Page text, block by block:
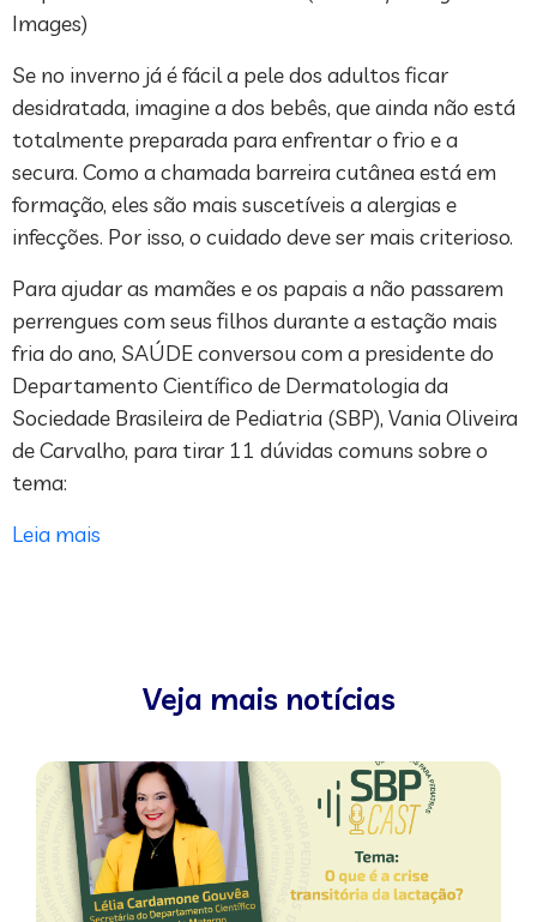
Images)
Se no inverno já é fácil a pele dos adultos ficar
desidratada, imagine a dos bebês, que ainda não está
totalmente preparada para enfrentar o frio e a
secura. Como a chamada barreira cutânea está em
formação, eles são mais suscetíveis a alergias e
infecções. Por isso, o cuidado deve ser mais criterioso.
Para ajudar as mamães e os papais a não passarem
perrengues com seus filhos durante a estação mais
fria do ano, SAÚDE conversou com a presidente do
Departamento Científico de Dermatologia da
Sociedade Brasileira de Pediatria (SBP), Vania Oliveira
de Carvalho, para tirar 11 dúvidas comuns sobre o
tema:
Leia mais
Veja mais notícias